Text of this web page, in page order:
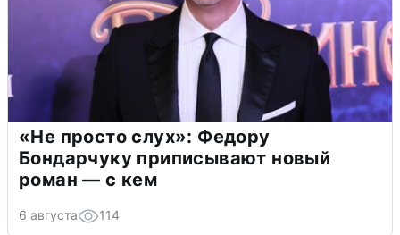
«Не просто слух»: Федору
Бондарчуку приписывают новый
роман — с кем
6 августа 114